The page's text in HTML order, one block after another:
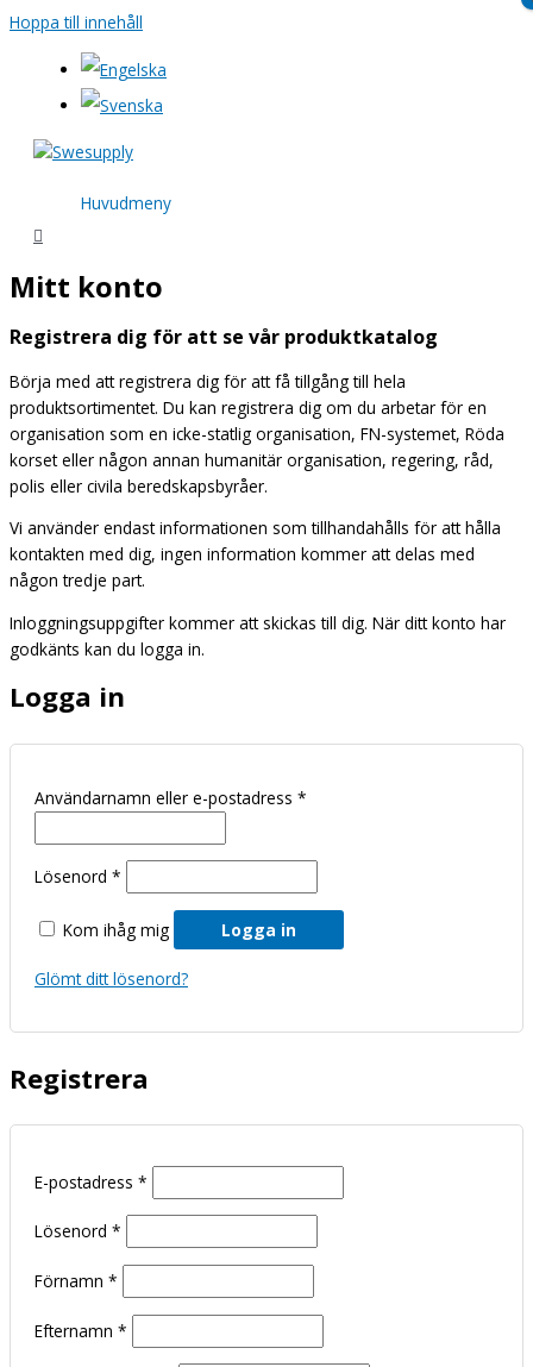
Hoppa till innehåll
Huvudmeny
Mitt konto
Registrera dig för att se vår produktkatalog
Börja med att registrera dig för att få tillgång till hela
produktsortimentet. Du kan registrera dig om du arbetar för en
organisation som en icke-statlig organisation, FN-systemet, Röda
korset eller någon annan humanitär organisation, regering, råd,
polis eller civila beredskapsbyråer.
Vi använder endast informationen som tillhandahålls för att hålla
kontakten med dig, ingen information kommer att delas med
någon tredje part.
Inloggningsuppgifter kommer att skickas till dig. När ditt konto har
godkänts kan du logga in.
Logga in
Användarnamn eller e-postadress *
Lösenord *
Kom ihåg mig Logga in
Glömt ditt lösenord?
Registrera
E-postadress *
Lösenord *
Förnamn *
Efternamn *